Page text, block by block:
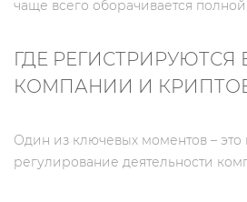
чаще всего оборачивается
ГДЕ РЕГИСТРИРУЮТСЯ
КОМПАНИИ И
Один из ключевых моментов – это
регулирование деятельности